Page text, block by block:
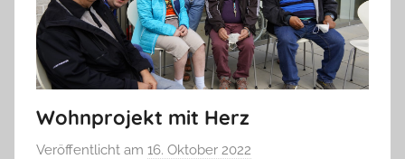
Wohnprojekt mit Herz
Veröffentlicht am 16. Oktober 2022